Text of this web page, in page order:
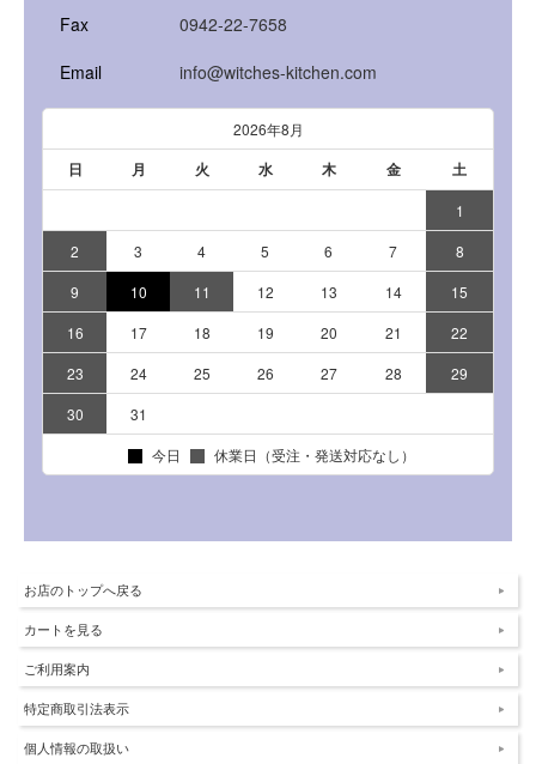
お店のトップへ戻る
カートを見る
ご利用案内
特定商取引法表示
個人情報の取扱い